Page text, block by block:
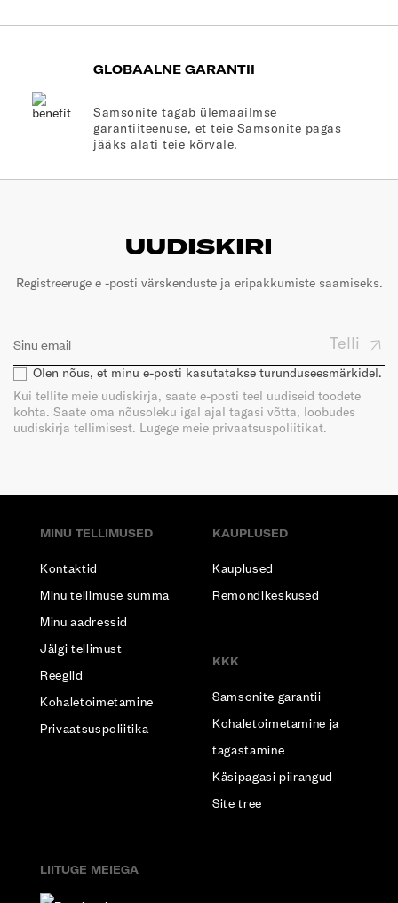
GLOBAALNE GARANTII
Samsonite tagab ülemaailmse
garantiiteenuse, et teie Samsonite pagas
jääks alati teie kõrvale.
UUDISKIRI
Registreeruge e -posti värskenduste ja eripakkumiste saamiseks.
Telli
Olen nõus, et minu e-posti kasutatakse turunduseesmärkidel.
Kui tellite meie uudiskirja, saate e-posti teel uudiseid toodete
kohta. Saate oma nõusoleku igal ajal tagasi võtta, loobudes
uudiskirja tellimisest. Lugege meie privaatsuspoliitikat.
MINU TELLIMUSED
Kontaktid
Minu tellimuse summa
Minu aadressid
Jälgi tellimust
Reeglid
Kohaletoimetamine
Privaatsuspoliitika
KAUPLUSED
Kauplused
Remondikeskused
KKK
Samsonite garantii
Kohaletoimetamine ja
tagastamine
Käsipagasi piirangud
Site tree
LIITUGE MEIEGA